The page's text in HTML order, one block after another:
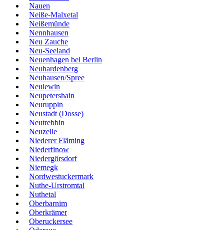
Nauen
Neiße-Malxetal
Neißemünde
Nennhausen
Neu Zauche
Neu-Seeland
Neuenhagen bei Berlin
Neuhardenberg
Neuhausen/Spree
Neulewin
Neupetershain
Neuruppin
Neustadt (Dosse)
Neutrebbin
Neuzelle
Niederer Fläming
Niederfinow
Niedergörsdorf
Niemegk
Nordwestuckermark
Nuthe-Urstromtal
Nuthetal
Oberbarnim
Oberkrämer
Oberuckersee